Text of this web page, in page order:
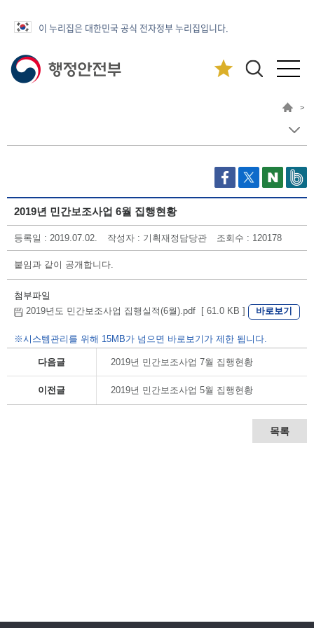
이 누리집은 대한민국 공식 전자정부 누리집입니다.
>
2019년 민간보조사업 6월 집행현황
등록일 : 2019.07.02. 작성자 : 기획재정담당관 조회수 : 120178
붙임과 같이 공개합니다.
첨부파일
2019년도 민간보조사업 집행실적(6월).pdf [ 61.0 KB ]
바로보기
※시스템관리를 위해 15MB가 넘으면 바로보기가 제한 됩니다.
다음글 2019년 민간보조사업 7월 집행현황
이전글 2019년 민간보조사업 5월 집행현황
목록